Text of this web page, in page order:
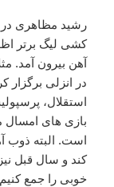
رشید مظاهری در
کشی لیگ برتر
آهن بیرون آمد.
در انزلی
استقلال،
بازی های امسال
است. البته ذوب
کند و سال قبل
خوبی را جمع